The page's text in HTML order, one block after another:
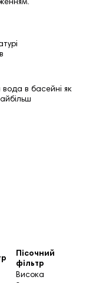
в басейні як
Пісочний
фільтр
Висока